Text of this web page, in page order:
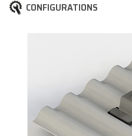
CONFIGURATIONS